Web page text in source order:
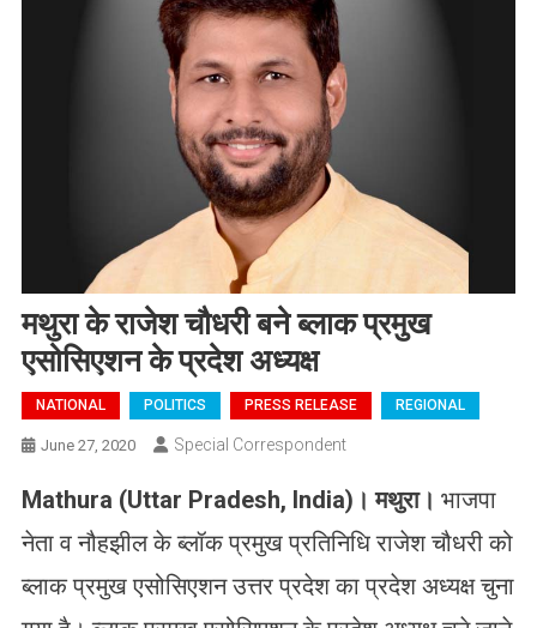
मथुरा के राजेश चौधरी बने ब्लाक प्रमुख
एसोसिएशन के प्रदेश अध्यक्ष
NATIONAL POLITICS PRESS RELEASE REGIONAL
June 27, 2020 Special Correspondent
Mathura (Uttar Pradesh, India) । मथुरा। भाजपा
नेता व नौहझील के ब्लॉक प्रमुख प्रतिनिधि राजेश चौधरी को
ब्लाक प्रमुख एसोसिएशन उत्तर प्रदेश का प्रदेश अध्यक्ष चुना